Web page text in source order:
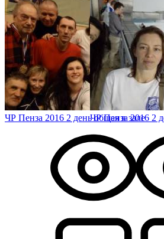
ЧР Пенза 2016 2 день общая в зале
ЧР Пенза 2016 2